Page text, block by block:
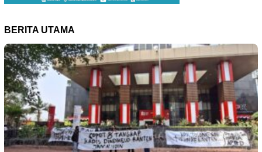
BERITA UTAMA